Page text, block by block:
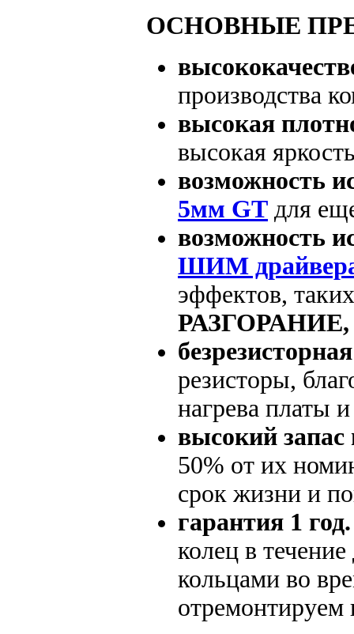
ОСНОВНЫЕ
производства
высокая
высокая
возможность
5мм GT для
возможность
ШИМ
эффектов,
резисторы,
нагрева платы
высокий запас
50% от их
срок жизни и
гарантия 1 год.
колец в
кольцами во
отремонтируем